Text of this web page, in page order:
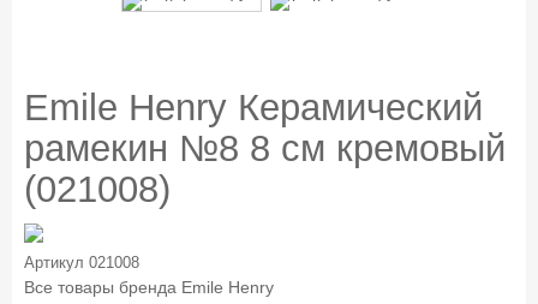
Emile Henry Керамический
рамекин №8 8 см кремовый
(021008)
Артикул 021008
Все товары бренда Emile Henry